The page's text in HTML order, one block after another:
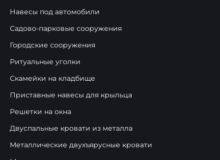
Навесы под автомобили
Садово-парковые сооружения
Городские сооружения
Ритуальные уголки
Скамейки на кладбище
Приставные навесы для крыльца
Решетки на окна
Двуспальные кровати из металла
Металлические двухъярусные кровати